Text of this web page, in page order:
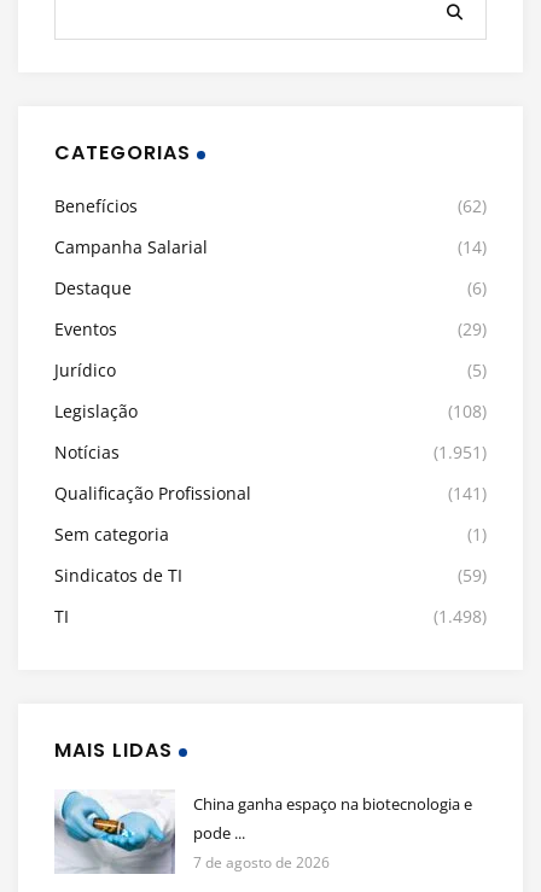
CATEGORIAS
Benefícios
(62)
Campanha Salarial
(14)
Destaque
(6)
Eventos
(29)
Jurídico
(5)
Legislação
(108)
Notícias
(1.951)
Qualificação Profissional
(141)
Sem categoria
(1)
Sindicatos de TI
(59)
TI
(1.498)
MAIS LIDAS
China ganha espaço na biotecnologia e
pode ...
7 de agosto de 2026